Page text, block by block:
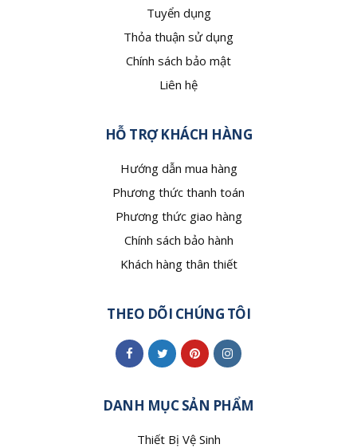
Tuyển dụng
Thỏa thuận sử dụng
Chính sách bảo mật
Liên hệ
HỖ TRỢ KHÁCH HÀNG
Hướng dẫn mua hàng
Phương thức thanh toán
Phương thức giao hàng
Chính sách bảo hành
Khách hàng thân thiết
THEO DÕI CHÚNG TÔI
DANH MỤC SẢN PHẨM
Thiết Bị Vệ Sinh